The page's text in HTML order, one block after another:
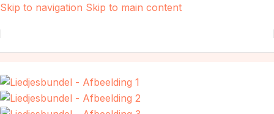
Skip to navigation Skip to main content